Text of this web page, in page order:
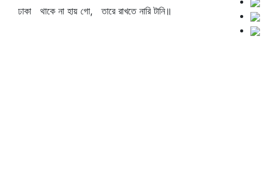
ঢাকা থাকে না হায় গো, তারে রাখতে নারি টানি॥